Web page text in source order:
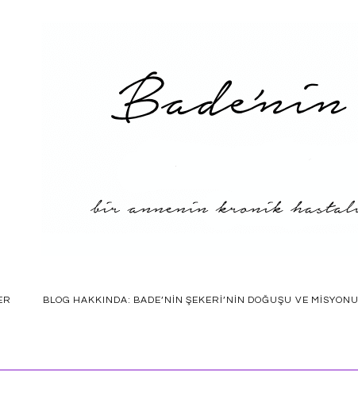
BLOG HAKKINDA: BADE’NIN ŞEKERI’NIN DOĞUŞU VE MISYONU